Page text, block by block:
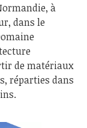
à
dans le
de matériaux
réparties dans